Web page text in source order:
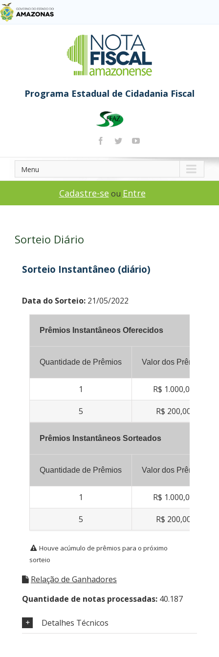
Programa Estadual de Cidadania Fiscal
Menu
Cadastre-se ou Entre
Sorteio Diário
Sorteio Instantâneo (diário)
Data do Sorteio: 21/05/2022
Prêmios Instantâneos Oferecidos
Quantidade de Prêmios Valor dos Prêmios
1 R$ 1.000,00
5 R$ 200,00
Prêmios Instantâneos Sorteados
Quantidade de Prêmios Valor dos Prêmios
1 R$ 1.000,00
5 R$ 200,00
Houve acúmulo de prêmios para o próximo
sorteio
Relação de Ganhadores
Quantidade de notas processadas: 40.187
Detalhes Técnicos